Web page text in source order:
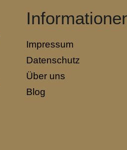
Impressum
Datenschutz
Über uns
Blog